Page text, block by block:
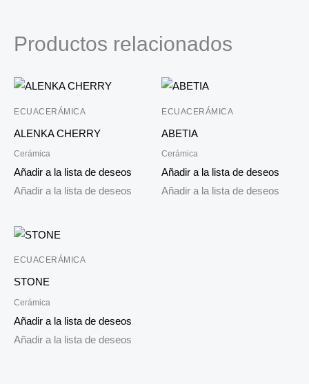
Productos relacionados
ECUACERÁMICA
ALENKA CHERRY
Cerámica
Añadir a la lista de deseos
Añadir a la lista de deseos
ECUACERÁMICA
ABETIA
Cerámica
Añadir a la lista de deseos
Añadir a la lista de deseos
ECUACERÁMICA
STONE
Cerámica
Añadir a la lista de deseos
Añadir a la lista de deseos